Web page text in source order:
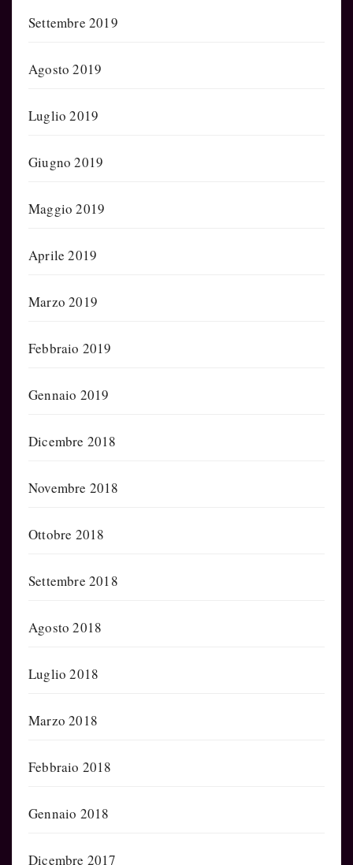
Settembre 2019
Agosto 2019
Luglio 2019
Giugno 2019
Maggio 2019
Aprile 2019
Marzo 2019
Febbraio 2019
Gennaio 2019
Dicembre 2018
Novembre 2018
Ottobre 2018
Settembre 2018
Agosto 2018
Luglio 2018
Marzo 2018
Febbraio 2018
Gennaio 2018
Dicembre 2017